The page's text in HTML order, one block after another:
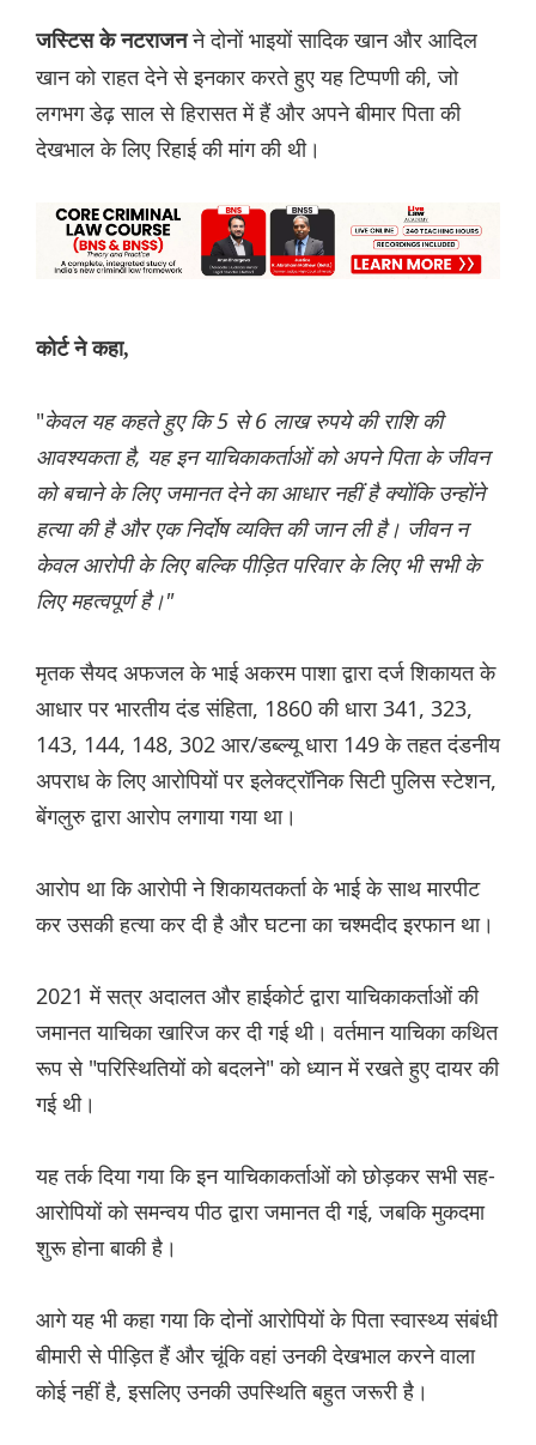
जस्टिस के नटराजनने दोनों भाइयों सादिक खान और आदिल
खान को राहत देने से इनकार करते हुए यह टिप्पणी की, जो
लगभग डेढ़ साल से हिरासत में हैं और अपने बीमार पिता की
देखभाल के लिए रिहाई की मांग की थी।
कोर्ट ने कहा,
"केवल यह कहते हुए कि 5 से 6 लाख रुपये की राशि की
आवश्यकता है, यह इन याचिकाकर्ताओं को अपने पिता के जीवन
को बचाने के लिए जमानत देने का आधार नहीं है क्योंकि उन्होंने
हत्या की है और एक निर्दोष व्यक्ति की जान ली है। जीवन न
केवल आरोपी के लिए बल्कि पीड़ित परिवार के लिए भी सभी के
लिए महत्वपूर्ण है।"
मृतक सैयद अफजल के भाई अकरम पाशा द्वारा दर्ज शिकायत के
आधार पर भारतीय दंड संहिता, 1860 की धारा 341, 323,
143, 144, 148, 302 आर/डब्ल्यू धारा 149 के तहत दंडनीय
अपराध के लिए आरोपियों पर इलेक्ट्रॉनिक सिटी पुलिस स्टेशन,
बेंगलुरु द्वारा आरोप लगाया गया था।
आरोप था कि आरोपी ने शिकायतकर्ता के भाई के साथ मारपीट
कर उसकी हत्या कर दी है और घटना का चश्मदीद इरफान था।
2021 में सत्र अदालत और हाईकोर्ट द्वारा याचिकाकर्ताओं की
जमानत याचिका खारिज कर दी गई थी। वर्तमान याचिका कथित
रूप से "परिस्थितियों को बदलने" को ध्यान में रखते हुए दायर की
गई थी।
यह तर्क दिया गया कि इन याचिकाकर्ताओं को छोड़कर सभी सह-
आरोपियों को समन्वय पीठ द्वारा जमानत दी गई, जबकि मुकदमा
शुरू होना बाकी है।
आगे यह भी कहा गया कि दोनों आरोपियों के पिता स्वास्थ्य संबंधी
बीमारी से पीड़ित हैं और चूंकि वहां उनकी देखभाल करने वाला
कोई नहीं है, इसलिए उनकी उपस्थिति बहुत जरूरी है।